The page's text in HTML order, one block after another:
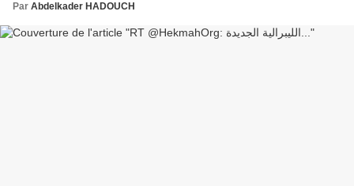
Par Abdelkader HADOUCH